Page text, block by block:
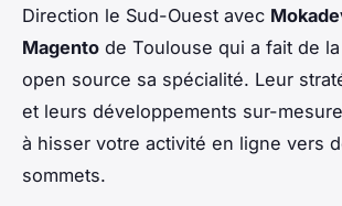
Direction le Sud-Ouest avec
Magento de Toulouse qui a fait de
open source sa spécialité. Leur
et leurs développements sur-
à hisser votre activité en ligne vers
sommets.